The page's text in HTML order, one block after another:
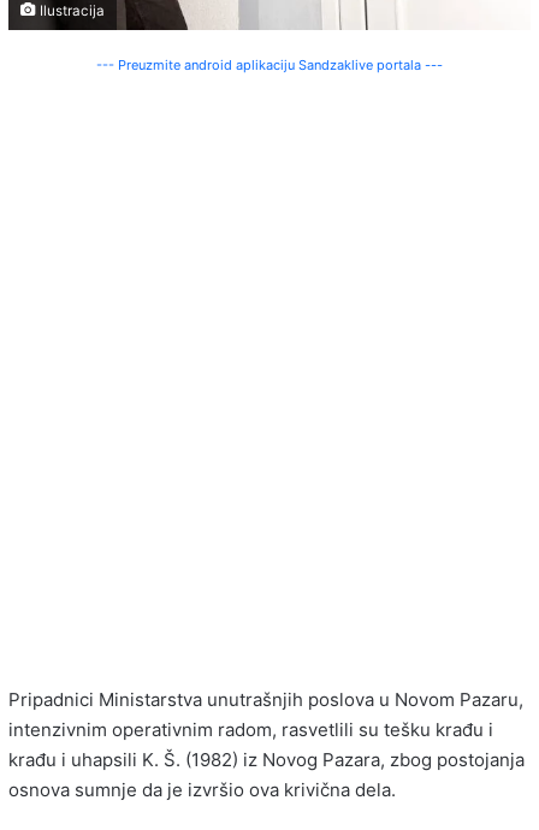
Ilustracija
--- Preuzmite android aplikaciju Sandzaklive portala ---
Pripadnici Ministarstva unutrašnjih poslova u Novom Pazaru,
intenzivnim operativnim radom, rasvetlili su tešku krađu i
krađu i uhapsili K. Š. (1982) iz Novog Pazara, zbog postojanja
osnova sumnje da je izvršio ova krivična dela.